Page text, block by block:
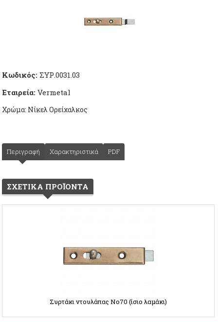
Κωδικός: ΣΥΡ.0031.03
Εταιρεία: Vermetal
Χρώμα: Νίκελ Ορείχαλκος
Περιγραφή Χαρακτηριστικά PDF
ΣΧΕΤΙΚΑ ΠΡΟΪΟΝΤΑ
Συρτάκι ντουλάπας Νο70 (ίσιο λαμάκι)